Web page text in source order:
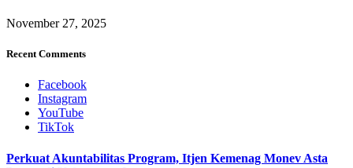
November 27, 2025
Recent Comments
Facebook
Instagram
YouTube
TikTok
Perkuat Akuntabilitas Program, Itjen Kemenag Monev Asta